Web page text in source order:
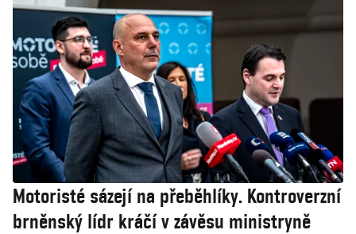
Motoristé sázejí na přeběhlíky. Kontroverzní
brněnský lídr kráčí v závěsu ministryně